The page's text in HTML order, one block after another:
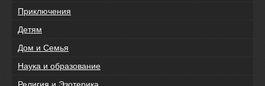
Приключения
Детям
Дом и Семья
Наука и образование
Религия и Эзотерика